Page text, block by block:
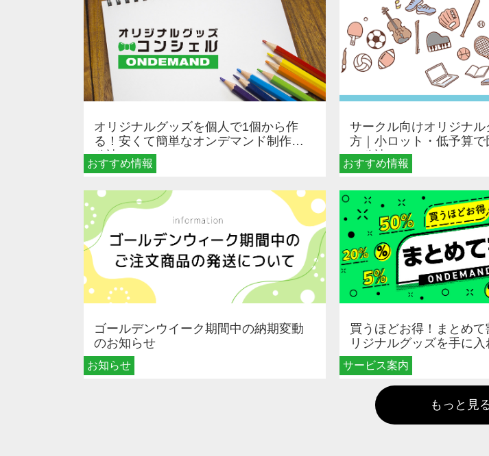
おすすめ情報
オリジナルグッズを個人で1個から作
る！安くて簡単なオンデマンド制作の
秘訣
おすすめ情報
サークル向けオリジナ
方｜小ロット・低予算で
る秘訣
お知らせ
ゴールデンウイーク期間中の納期変動
のお知らせ
サービス案内
買うほどお得！まとめて
リジナルグッズを手に入
もっと見